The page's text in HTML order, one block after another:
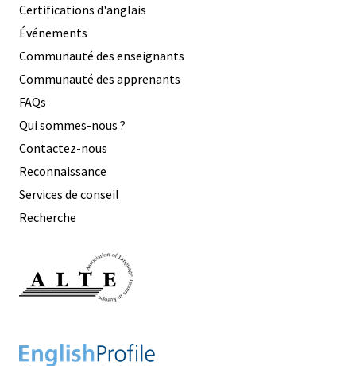
Certifications d'anglais
Événements
Communauté des enseignants
Communauté des apprenants
FAQs
Qui sommes-nous ?
Contactez-nous
Reconnaissance
Services de conseil
Recherche